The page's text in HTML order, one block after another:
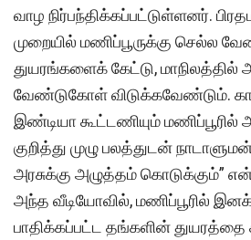
வாழ நிர்பந்திக்கப்பட்டுள்ளனர்.
முறையில் மணிப்பூருக்கு செல்ல
துயரங்களைக் கேட்டு, மாநிலத்தில்
வேண்டுகோள் விடுக்கவேண்டும்.
இண்டியா கூட்டணியும்
குறித்து முழு பலத்துடன்
அரசுக்கு அழுத்தம் கொடுக்கும்”
அந்த வீடியோவில், மணிப்பூரில்
பாதிக்கப்பட்ட தங்களின் துயரத்தை